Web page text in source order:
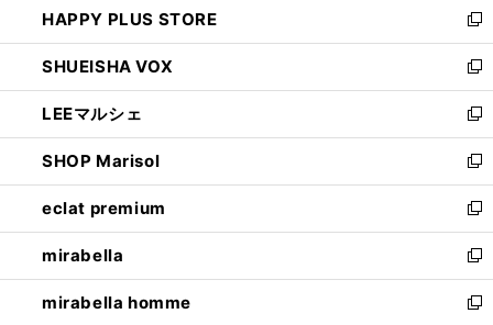
ド
ウ
で
開
く
ィ
ン
ド
ウ
で
開
く
い
ウ
ィ
ン
ド
ウ
で
開
く
HAPPY PLUS STORE
新
し
い
ウ
ィ
ン
ド
ウ
で
開
く
SHUEISHA VOX
新
し
い
ウ
ィ
ン
ド
ウ
で
開
く
LEEマルシェ
新
し
い
ウ
ィ
ン
ド
ウ
で
SHOP Marisol
新
し
い
ウ
ィ
ン
ド
eclat premium
新
し
い
ウ
ィ
mirabella
新
し
い
mirabella homme
新